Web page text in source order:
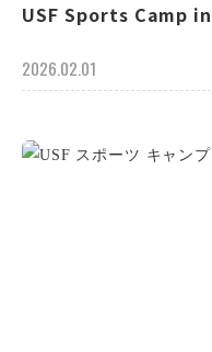
USF Sports Camp
2026.02.01